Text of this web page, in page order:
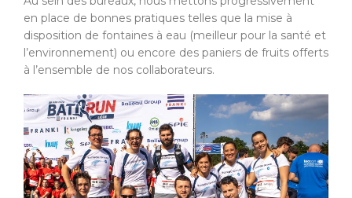
en place de bonnes pratiques telles que la mise à
disposition de fontaines à eau (meilleur pour la santé et
l’environnement) ou encore des paniers de fruits offerts
à l’ensemble de nos collaborateurs.